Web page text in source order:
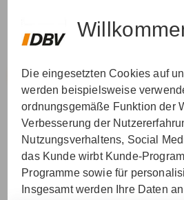
Die eingesetzten Cookies auf
werden beispielsweise
ordnungsgemäße Funktion der
Verbesserung der
Nutzungsverhaltens, Social
das Kunde wirbt Kunde-
Programme sowie für
Insgesamt werden Ihre Daten
VER­STAN­DEN &